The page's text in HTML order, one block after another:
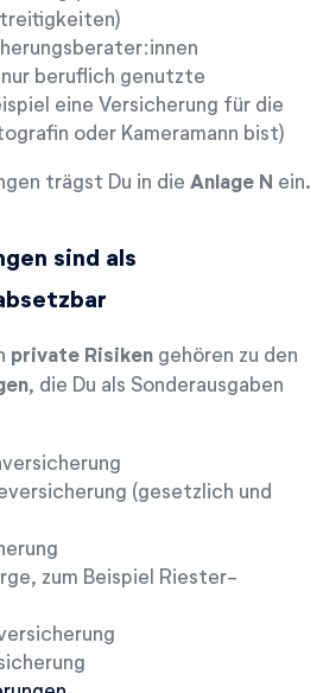
beruflich genutzte
eine Versicherung für die
oder Kameramann bist)
trägst Du in die Anlage N ein.
sind als
private Risiken gehören zu den
, die Du als Sonderausgaben
(gesetzlich und
zum Beispiel Riester-